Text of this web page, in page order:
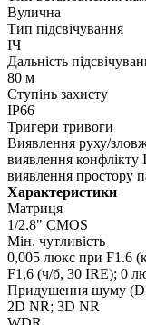
Вулична
Тип підсвічування
ІЧ
Дальність
80 м
Ступінь захисту
IP66
Тригери тривоги
Виявлення руху/
виявлення конфлікту
виявлення простору
Характеристики
Матриця
1/2.8" CMOS
Мін. чутливість
0,005 люкс при F1.6
F1,6 (ч/б, 30 IRE); 0
Придушення шуму
2D NR; 3D NR